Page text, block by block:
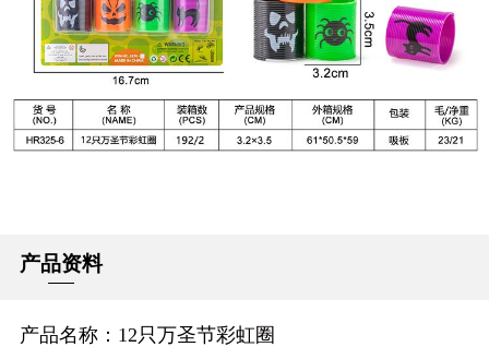
产品资料
产品名称：12只万圣节彩虹圈